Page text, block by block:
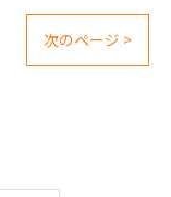
次のページ >